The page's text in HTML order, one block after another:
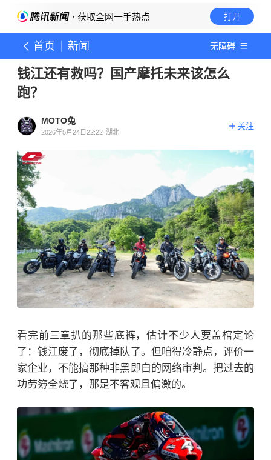
· 获取全网一手热点 打开
首页 新闻 无障碍
钱江还有救吗？国产摩托未来该怎么
跑？
MOTO兔
2026年5月24日22:22 湖北
关注
看完前三章扒的那些底裤，估计不少人要盖棺定论
了：钱江废了，彻底掉队了。 但咱得冷静点，评价一
家企业，不能搞那种非黑即白的网络审判。把过去的
功劳簿全烧了，那是不客观且偏激的。